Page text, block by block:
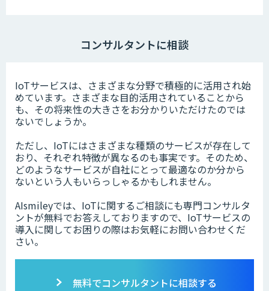
コンサルタントに相談
IoTサービスは、さまざまな分野で積極的に活用され始
めています。さまざまな目的活用されていることから
も、その将来性の大きさをお分かりいただけたのでは
ないでしょうか。
ただし、IoTにはさまざまな種類のサービスが存在して
おり、それぞれ特徴が異なるのも事実です。そのため、
どのようなサービスが自社にとって最適なのか分から
ないという人もいらっしゃるかもしれません。
AIsmileyでは、IoTに関するご相談にも専門コンサルタ
ントが無料でお答えしておりますので、IoTサービスの
導入に関してお困りの際はお気軽にお問い合わせくだ
さい。
無料でコンサルタントに相談する